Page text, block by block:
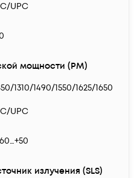
UPC
мощности (PM)
1310/1490/1550/1625/1650
UPC
излучения (SLS)